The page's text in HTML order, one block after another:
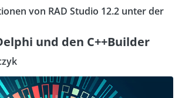
von RAD Studio 12.2 unter der
und den C++Builder